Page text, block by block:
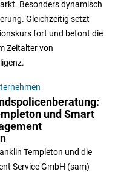
Besonders dynamisch
Gleichzeitig setzt
fort und betont die
Zeitalter von
und Smart
Templeton und die
Service GmbH (sam)